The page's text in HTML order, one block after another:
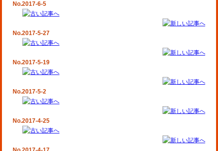
No.2017-6-5
No.2017-5-27
No.2017-5-19
No.2017-5-2
No.2017-4-25